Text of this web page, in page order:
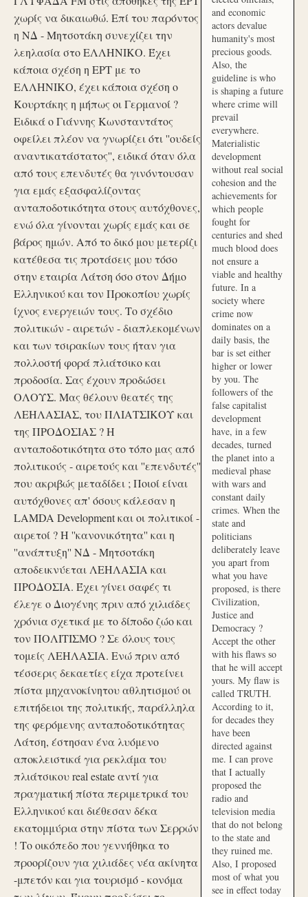
χωρίς να δικαιωθώ. Επί του παρόντος
η ΝΔ - Μητσοτάκη συνεχίζει την
λεηλασία στο ΕΛΛΗΝΙΚΟ. Έχει
κάποια σχέση η ΕΡΤ με το
ΕΛΛΗΝΙΚΟ, έχει κάποια σχέση ο
Κουρτάκης η μήπως οι Γερμανοί ?
Ειδικά ο Γιάννης Κωνσταντάτος
οφείλει πλέον να γνωρίζει ότι ''ουδείς
αναντικατάστατος'', ειδικά όταν όλα
από τους επενδυτές θα γινόντουσαν
για εμάς εξασφαλίζοντας
ανταποδοτικότητα στους αυτόχθονες,
ενώ όλα γίνονται χωρίς εμάς και σε
βάρος ημών. Από το δικό μου μετερίζι
κατέθεσα τις προτάσεις μου τόσο
στην εταιρία Λάτση όσο στον Δήμο
Ελληνικού και τον Προκοπίου χωρίς
ίχνος ενεργειών τους. Το σχέδιο
πολιτικών - αιρετών - διαπλεκομένων
και των τσιρακίων τους ήταν για
πολλοστή φορά πλιάτσικο και
προδοσία. Σας έχουν προδώσει
ΟΛΟΥΣ. Μας θέλουν θεατές της
ΛΕΗΛΑΣΙΑΣ, του ΠΛΙΑΤΣΙΚΟΥ και
της ΠΡΟΔΟΣΙΑΣ ? Η
ανταποδοτικότητα στο τόπο μας από
πολιτικούς - αιρετούς και ''επενδυτές''
που ακριβώς μεταδίδει ; Ποιοί είναι
αυτόχθονες απ' όσους κάλεσαν η
LAMDA Development και οι πολιτικοί -
αιρετοί ? Η ''κανονικότητα'' και η
''ανάπτυξη'' ΝΔ - Μητσοτάκη
αποδεικνύεται ΛΕΗΛΑΣΙΑ και
ΠΡΟΔΟΣΙΑ. Έχει γίνει σαφές τι
έλεγε ο Διογένης πριν από χιλιάδες
χρόνια σχετικά με το δίποδο ζώο και
τον ΠΟΛΙΤΙΣΜΟ ? Σε όλους τους
τομείς ΛΕΗΛΑΣΙΑ. Ενώ πριν από
τέσσερις δεκαετίες είχα προτείνει
πίστα μηχανοκίνητου αθλητισμού οι
επιτήδειοι της πολιτικής, παράλληλα
της φερόμενης ανταποδοτικότητας
Λάτση, έστησαν ένα λυόμενο
αποκλειστικά για ρεκλάμα του
πλιάτσικου real estate αντί για
πραγματική πίστα περιμετρικά του
Ελληνικού και διέθεσαν δέκα
εκατομμύρια στην πίστα των Σερρών
! Το οικόπεδο που γεννήθηκα το
προορίζουν για χιλιάδες νέα ακίνητα
-μπετόν και για τουρισμό - κονόμα
and economic
actors devalue
humanity's most
precious goods.
Also, the
guideline is who
is shaping a future
where crime will
prevail
everywhere.
Materialistic
development
without real social
cohesion and the
achievements for
which people
fought for
centuries and shed
much blood does
not ensure a
viable and healthy
future. In a
society where
crime now
dominates on a
daily basis, the
bar is set either
higher or lower
by you. The
followers of the
false capitalist
development
have, in a few
decades, turned
the planet into a
medieval phase
with wars and
constant daily
crimes. When the
state and
politicians
deliberately leave
you apart from
what you have
proposed, is there
Civilization,
Justice and
Democracy ?
Accept the other
with his flaws so
that he will accept
yours. My flaw is
called TRUTH.
According to it,
for decades they
have been
directed against
me. I can prove
that I actually
proposed the
radio and
television media
that do not belong
to the state and
they ruined me.
Also, I proposed
most of what you
see in effect today